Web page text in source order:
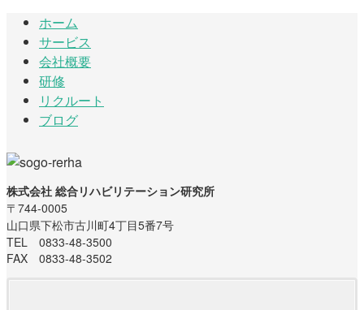
ホーム
サービス
会社概要
研修
リクルート
ブログ
株式会社 総合リハビリテーション研究所
〒744-0005
山口県下松市古川町4丁目5番7号
TEL 0833-48-3500
FAX 0833-48-3502